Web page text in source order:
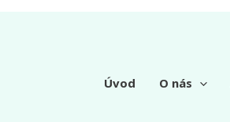
Úvod O nás